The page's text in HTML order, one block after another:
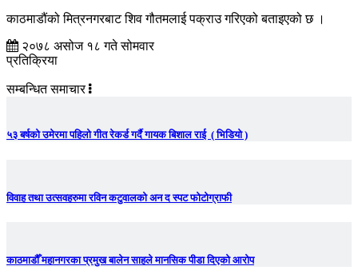
काठमाडौंको मित्रनगरबाट शिव गौतमलाई पक्राउ गरिएको बताइएको छ ।
२०७८ असोज १८ गते सोमवार
प्रतिक्रिया
सम्बन्धित समाचार
५३ बर्षको उमेरमा पहिलो गीत रेकर्ड गर्दै गायक बिशाल राई ( भिडियो )
विवाह तथा उत्सवहरुमा रविन कटुवालको अन द स्पट फोटोग्राफी
काठमाडौँ महानगरका प्रमुख बालेन साहले मानसिक पीडा दिएको आरोप